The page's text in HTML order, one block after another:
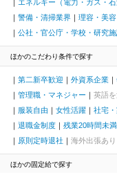
エネルギー（電力・ガス・
警備・清掃業界
理容・美
公社・官公庁・学校・研究
ほかのこだわり条件で探す
第二新卒歓迎 外資系企業
管理職・マネジャー
英語
服装自由
女性活躍 社宅
退職金制度
残業20時間未満
原則定時退社
海外出張あり
ほかの固定給で探す